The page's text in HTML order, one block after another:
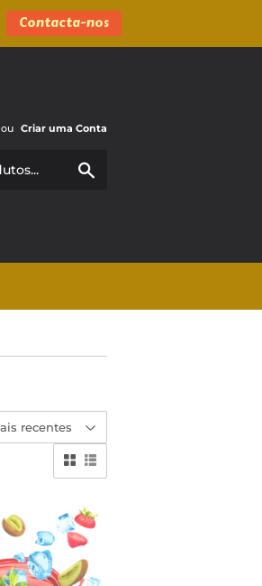
Contacta-nos
ou Criar uma Conta